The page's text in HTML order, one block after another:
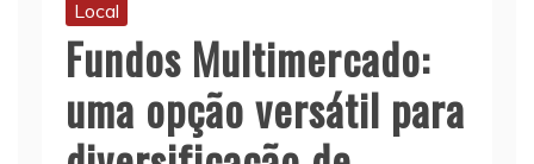
Local
Fundos Multimercado:
uma opção versátil para